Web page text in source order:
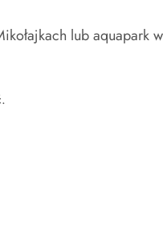
lub aquapark